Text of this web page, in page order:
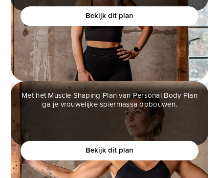
Bekijk dit plan
MUSCLE SHAPING PLAN
Ben jij een vrouw die meer vrouwelijke vormen wilt,
maar bang is om te gespierd te worden?
Bekijk dit plan
Met het Muscle Shaping Plan van Personal Body Plan
ga je vrouwelijke spiermassa opbouwen.